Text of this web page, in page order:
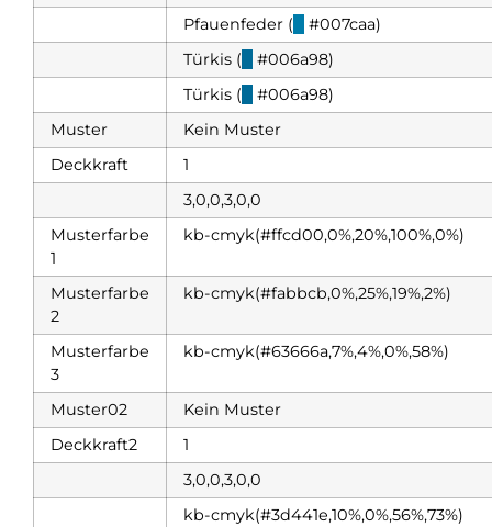
Pfauenfeder (
#007caa)
Türkis (
#006a98)
Türkis (
#006a98)
Muster
Kein Muster
Deckkraft
1
3,0,0,3,0,0
Musterfarbe
1
kb-cmyk(#ffcd00,0%,20%,100%,0%)
Musterfarbe
2
kb-cmyk(#fabbcb,0%,25%,19%,2%)
Musterfarbe
3
kb-cmyk(#63666a,7%,4%,0%,58%)
Muster02
Kein Muster
Deckkraft2
1
3,0,0,3,0,0
kb-cmyk(#3d441e,10%,0%,56%,73%)